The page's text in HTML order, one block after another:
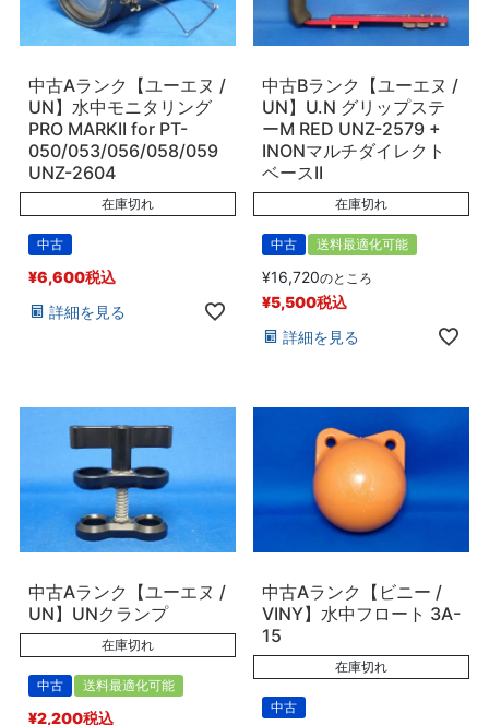
中古Aランク【ユーエヌ /
UN】水中モニタリング
PRO MARKII for PT-
050/053/056/058/059
UNZ-2604
在庫切れ
中古
¥6,600税込
詳細を見る
中古Bランク【ユーエヌ /
UN】U.N グリップステ
ーM RED UNZ-2579 +
INONマルチダイレクト
ベースII
在庫切れ
中古 送料最適化可能
¥16,720のところ
¥5,500税込
詳細を見る
中古Aランク【ユーエヌ /
UN】UNクランプ
在庫切れ
中古 送料最適化可能
¥2,200税込
中古Aランク【ビニー /
VINY】水中フロート 3A-
15
在庫切れ
中古